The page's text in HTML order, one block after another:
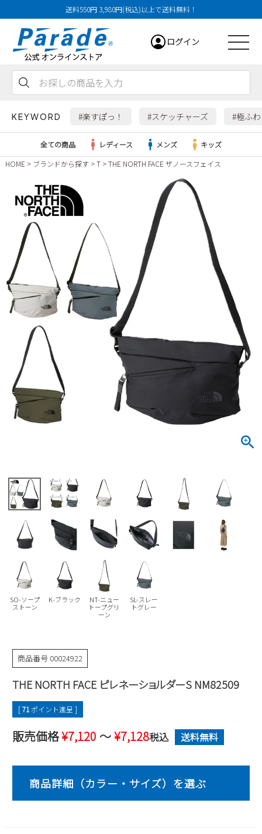
送料550円 3,980円(税込)以上で送料無料！
ログイン
KEYWORD #楽すぽっ！ #スケッチャーズ #極ふ
レディース
すべての商品
サンダル
レインシューズ
パンプス
スニーカー
ローファー
カジュアルシューズ
ウェア
Parade
SKECHERS
moz
new balance
メンズ
すべての商品
サンダル
レインシューズ
スニーカー
ビジネス・ドレスシューズ
ローファー
ワークシューズ
ブーツ
ウェア
Parade
SKECHERS
EDWIN
new balance
キッズ
すべての商品
サンダル
レインシューズ
スニーカー
ブーツ
Parade
new balance
asics
NEW
すべての商品
レディース新入荷
メンズ新入荷
SALE
すべての商品
レディースSALE
キッズSALE
バッグ
ボディバッグ
ハンドバッグ
ビジネスバッグ
トートバッグ
ショルダーバッグ
雑貨
すべての商品
ケア用品
雑貨
ご利用ガイド
会員サービス
お問い合わせ
メルマガ購買
営業日カレンダー
休業日
日 月 火 水 木 金
土
2
3 4 5 6 7
8
全ての商品 レディース メンズ
キッズ
HOME
ブランドから探す T THE NORTH FACE ザノースフェイス
SO-ソープ
ストーン
K-ブラック
NT-ニュー
トープグリ
ーン
SL-スレー
トグレー
商品番号 00024922
THE NORTH FACE ピレネーショルダーS NM82509
[71ポイント進呈 ]
販売価格¥7,120 〜¥7,128税込 送料無料